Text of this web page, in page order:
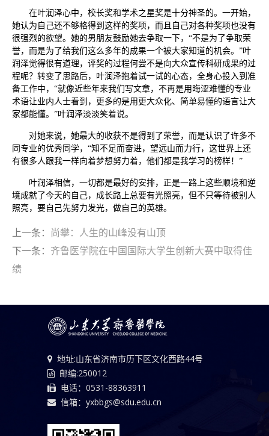
在叶润泽心中，校长奖和学术之星奖是十分神圣的。一开始，
她认为自己还不够格得到这样的奖项，而且自己对各种奖项也没有
很强烈的欲望。她的男朋友鼓励她去争取一下，“不是为了争取荣
誉，而是为了给我们这么多年的成果一个被大家知道的机会。”叶
润泽觉得很有道理，评奖的过程何尝不是向大众宣传科研成果的过
程呢？转变了思路后，叶润泽抱着试一试的心态，全身心投入到准
备工作中，“就像近些年来我们写文章，不再是用晦涩难懂的专业
术语让业内人士看到，更多的是用更大众化、简单易懂的语言让大
家都能懂。”叶润泽淡淡笑着说。
对她来说，她最大的收获不是得到了荣誉，而是认识了许多不
同专业的优秀同学，“知不足而奋进，望远山而力行，这世界上还
有很多人跟我一样向着梦想努力着，他们都是我学习的榜样！”
叶润泽相信，一切都是最好的安排，正是一路上这些顺境和逆
境成就了今天的自己，成长路上总要有光照亮，但不只等待被别人
照亮，要自己先努力发光，做自己的英雄。
上一条： 尚攀：人生的山峰没有山顶
下一条： 齐鲁医学院在中国国际大学生创新大赛中取得佳
绩
地址:山东省济南市历下区文化西路44号
邮编:250012
电话：0531-88363911
信箱：yxbbgs@sdu.edu.cn